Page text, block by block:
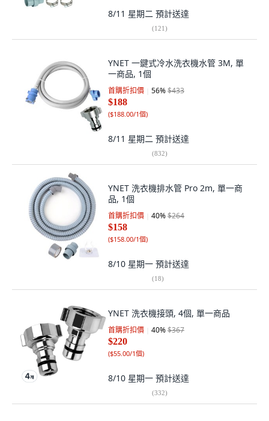
8/11 星期二 預計送達
(121)
YNET 一鍵式冷水洗衣機水管 3M, 單
一商品, 1個
首購折扣價 56%$433
$188
($188.00/1個)
8/11 星期二 預計送達
(832)
YNET 洗衣機排水管 Pro 2m, 單一商
品, 1個
首購折扣價 40%$264
$158
($158.00/1個)
8/10 星期一 預計送達
(18)
YNET 洗衣機接頭, 4個, 單一商品
首購折扣價 40%$367
$220
($55.00/1個)
8/10 星期一 預計送達
(332)